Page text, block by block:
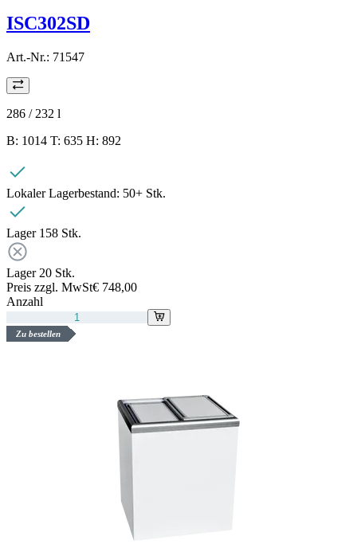
ISC302SD
Art.-Nr.: 71547
286 / 232 l
B: 1014 T: 635 H: 892
Lokaler Lagerbestand: 50+ Stk.
Lager 1 58 Stk.
Lager 20 Stk.
Preis zzgl. MwSt€ 748,00
Anzahl
Zu bestellen